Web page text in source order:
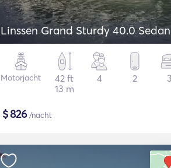
Linssen Grand Sturdy 40.0 Sedan
Motorjacht
42 ft
13 m
4 2 3
$826/nacht